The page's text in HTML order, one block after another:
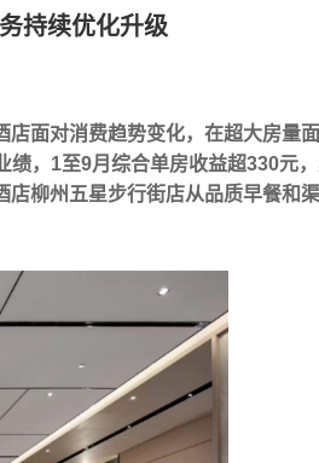
持续优化升级
面对消费趋势变化，在超大房量
，1至9月综合单房收益超330元
柳州五星步行街店从品质早餐和